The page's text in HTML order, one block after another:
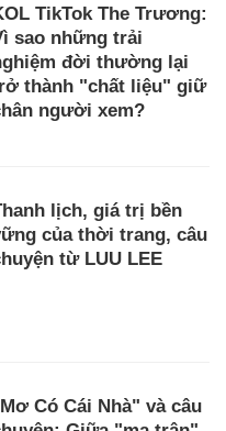
TikTok The Trương:
sao những trải
đời thường lại
thành "chất liệu" giữ
người xem?
lịch, giá trị bền
của thời trang, câu
từ LUU LEE
Có Cái Nhà" và câu